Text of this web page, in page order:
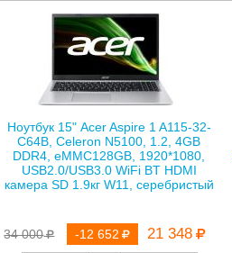
Ноутбук 15" Acer Aspire 1 A115-32-
C64B, Celeron N5100, 1.2, 4GB
DDR4, eMMC128GB, 1920*1080,
USB2.0/USB3.0 WiFi BT HDMI
камера SD 1.9кг W11, серебристый
34 000 -12 652 21 348